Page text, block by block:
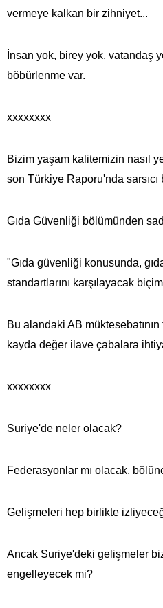
vermeye kalkan bir zihniyet...
İnsan yok, birey yok, vatandaş
böbürlenme var.
xxxxxxxx
Bizim yaşam kalitemizin nasıl
son Türkiye Raporu'nda sarsıcı
Gıda Güvenliği bölümünden
"Gıda güvenliği konusunda,
standartlarını karşılayacak
Bu alandaki AB
kayda değer ilave çabalara
xxxxxxxx
Suriye'de neler olacak?
Federasyonlar mı olacak,
Gelişmeleri hep birlikte
Ancak Suriye'deki gelişmeler
engelleyecek mi?